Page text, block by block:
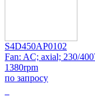
S4D450AP0102
Fan: AC; axial; 230/
1380rpm
по запросу